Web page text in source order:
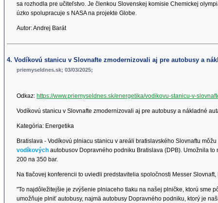
sa rozhodla pre učiteľstvo. Je členkou Slovenskej komisie Chemickej
úzko spolupracuje s NASA na projekte Globe.
Autor: Andrej Barát
4. Vodíkovú stanicu v Slovnafte zmodernizovali aj pre autobusy a
priemyseldnes.sk; 03/03/2025;
Odkaz: https://www.priemyseldnes.sk/energetika/vodikovu-stanicu-v-
Vodíkovú stanicu v Slovnafte zmodernizovali aj pre autobusy a nákladné
Kategória: Energetika
Bratislava - Vodíkovú plniacu stanicu v areáli bratislavského Slovnaftu
vodíkových autobusov Dopravného podniku Bratislava (DPB). Umožnila
200 na 350 bar.
Na tlačovej konferencii to uviedli predstavitelia spoločnosti Messer
"To najdôležitejšie je zvýšenie plniaceho tlaku na našej plničke, ktorú sme
umožňuje plniť autobusy, najmä autobusy Dopravného podniku, ktorý je